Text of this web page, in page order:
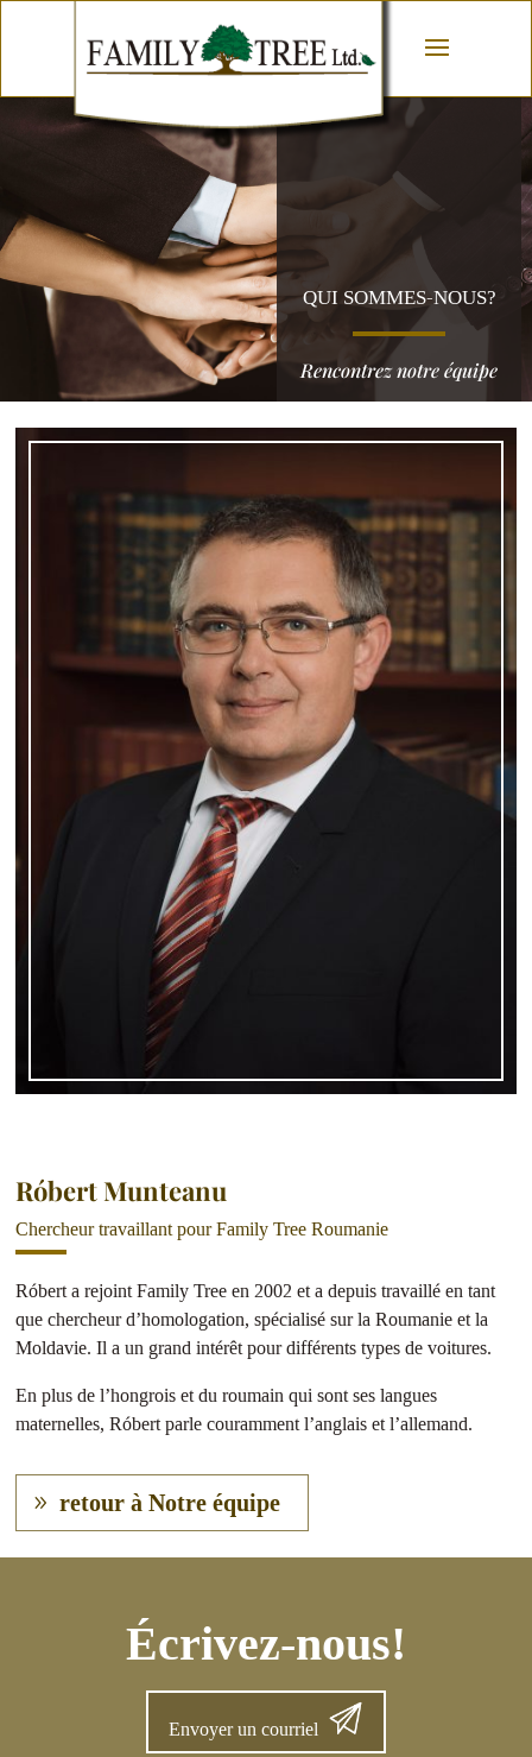
QUI SOMMES-NOUS?
Rencontrez notre équipe
Róbert Munteanu
Chercheur travaillant pour Family Tree Roumanie
Róbert a rejoint Family Tree en 2002 et a depuis travaillé en tant
que chercheur d’homologation, spécialisé sur la Roumanie et la
Moldavie. Il a un grand intérêt pour différents types de voitures.
En plus de l’hongrois et du roumain qui sont ses langues
maternelles, Róbert parle couramment l’anglais et l’allemand.
retour à Notre équipe
Écrivez-nous!
Envoyer un courriel